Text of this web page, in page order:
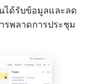
ได้รับข้อมูลและลด
รพลาดการประชุม